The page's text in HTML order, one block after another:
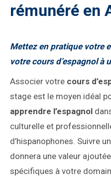
rémunéré en
Mettez en pratique votre
votre cours d’espagnol à
Associer votre cours
stage est le moyen idéal
apprendre l’espagnol
culturelle et
d’hispanophones. Suivre
donnera une valeur
spécifiques à votre